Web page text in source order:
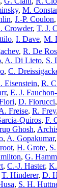
, M.
, J.-P. Coulon,
Crowder, T. J.
, I. Dave, M.
, R. De
, A. Di Lieto, S.
, C.
Eisenstein, R.
, E. J.
, D. Fiorucci,
Freise, R. Frey,
Quiros, F.
Ghosh,
, A. Gopakumar,
, H. Grote,
, G.
, C.-J. Haster,
T. Hinderer, D.
, S. H.